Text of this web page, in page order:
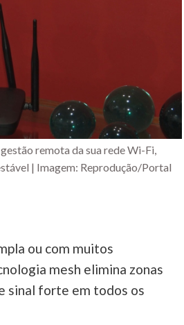
remota da sua rede Wi-Fi,
| Imagem: Reprodução/Portal
ou com muitos
mesh elimina zonas
sinal forte em todos os